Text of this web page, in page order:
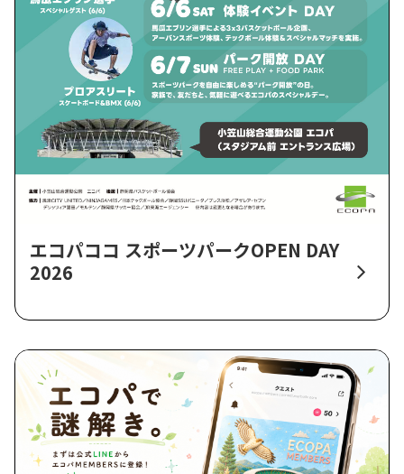
エコパココ スポーツパークOPEN DAY
2026